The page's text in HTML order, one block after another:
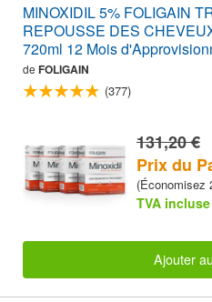
MINOXIDIL 5% FOLIGAIN
REPOUSSE DES
720ml 12 Mois
de FOLIGAIN
(377)
131,20 €
Prix du
(Économisez
TVA incluse
Ajouter